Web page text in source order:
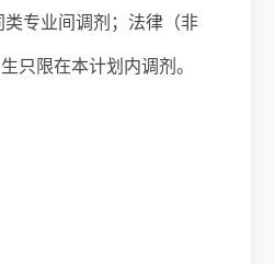
专业间调剂；法律（非
只限在本计划内调剂。